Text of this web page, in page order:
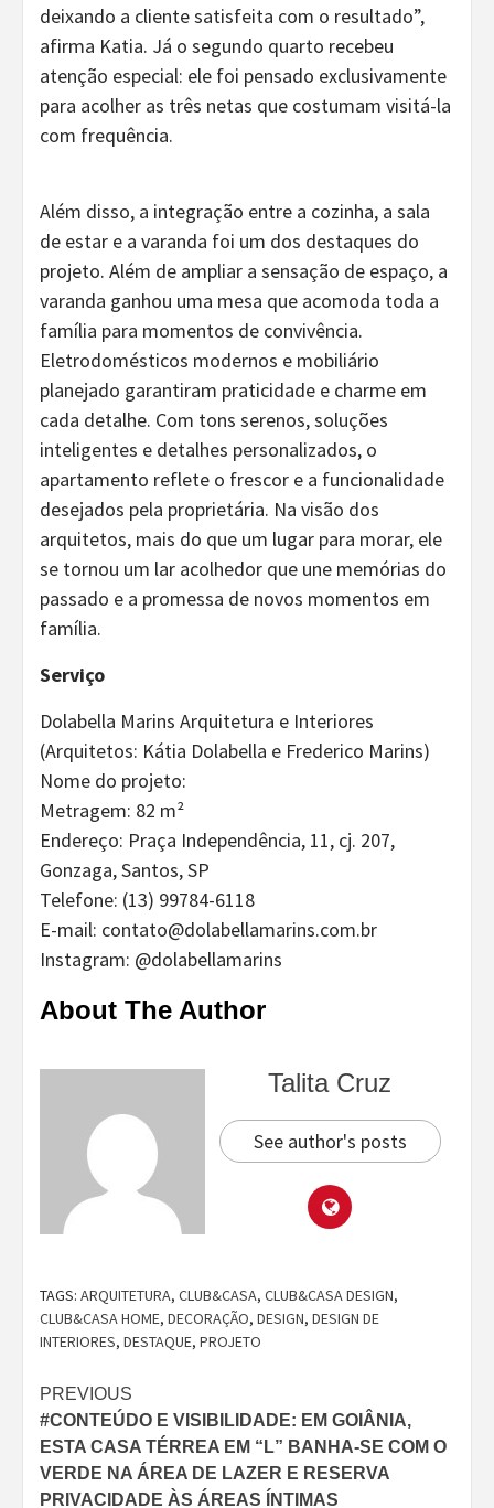
deixando a cliente satisfeita com o resultado”,
afirma Katia. Já o segundo quarto recebeu
atenção especial: ele foi pensado exclusivamente
para acolher as três netas que costumam visitá-la
com frequência.
Além disso, a integração entre a cozinha, a sala
de estar e a varanda foi um dos destaques do
projeto. Além de ampliar a sensação de espaço, a
varanda ganhou uma mesa que acomoda toda a
família para momentos de convivência.
Eletrodomésticos modernos e mobiliário
planejado garantiram praticidade e charme em
cada detalhe. Com tons serenos, soluções
inteligentes e detalhes personalizados, o
apartamento reflete o frescor e a funcionalidade
desejados pela proprietária. Na visão dos
arquitetos, mais do que um lugar para morar, ele
se tornou um lar acolhedor que une memórias do
passado e a promessa de novos momentos em
família.
Serviço
Dolabella Marins Arquitetura e Interiores
(Arquitetos: Kátia Dolabella e Frederico Marins)
Nome do projeto:
Metragem: 82 m²
Endereço: Praça Independência, 11, cj. 207,
Gonzaga, Santos, SP
Telefone: (13) 99784-6118
E-mail: contato@dolabellamarins.com.br
Instagram: @dolabellamarins
About The Author
Talita Cruz
See author's posts
TAGS: ARQUITETURA, CLUB&CASA, CLUB&CASA DESIGN,
CLUB&CASA HOME, DECORAÇÃO, DESIGN, DESIGN DE
INTERIORES, DESTAQUE, PROJETO
Continue
Reading
PREVIOUS
#CONTEÚDO E VISIBILIDADE: EM GOIÂNIA,
ESTA CASA TÉRREA EM “L” BANHA-SE COM O
VERDE NA ÁREA DE LAZER E RESERVA
PRIVACIDADE ÀS ÁREAS ÍNTIMAS